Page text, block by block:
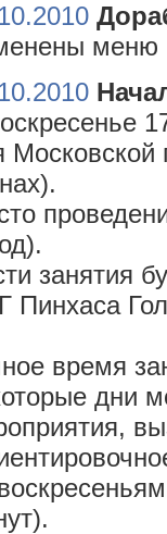
меню
Московской
занятия
Пинхаса
время
дни